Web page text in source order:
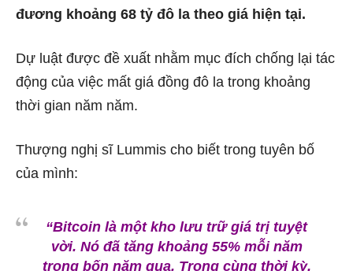
đương khoảng 68 tỷ đô la theo giá hiện tại.
Dự luật được đề xuất nhằm mục đích chống lại tác
động của việc mất giá đồng đô la trong khoảng
thời gian năm năm.
Thượng nghị sĩ Lummis cho biết trong tuyên bố
của mình:
“Bitcoin là một kho lưu trữ giá trị tuyệt
vời. Nó đã tăng khoảng 55% mỗi năm
trong bốn năm qua. Trong cùng thời kỳ,